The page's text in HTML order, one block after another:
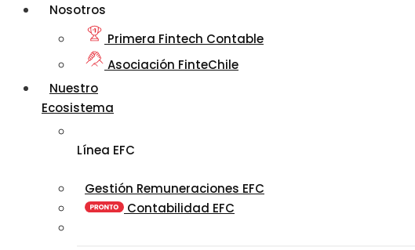
Nosotros
Primera Fintech Contable
Asociación FinteChile
Nuestro
Ecosistema
Línea EFC
Gestión Remuneraciones EFC
Contabilidad EFC